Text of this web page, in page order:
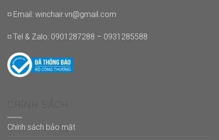
◽ Email: winchair.vn@gmail.com
◽ Tel & Zalo: 0901287288 – 0931285588
Chính sách bảo mật